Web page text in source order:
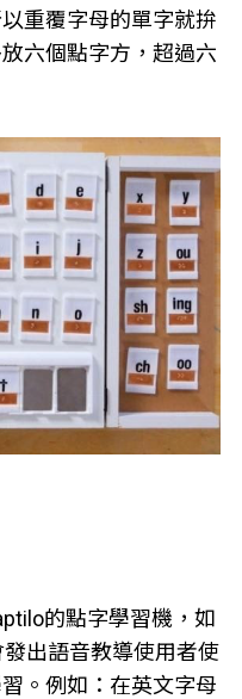
重覆字母的單字就拚
六個點字方，超過六
的點字學習機，如
出語音教導使用者使
。例如：在英文字母